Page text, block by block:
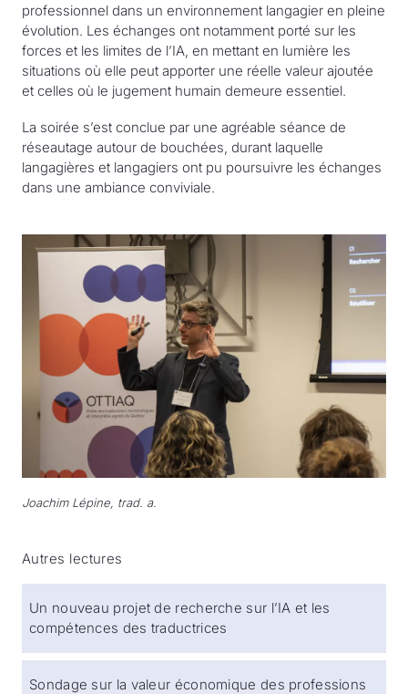
professionnel dans un environnement langagier en pleine
évolution. Les échanges ont notamment porté sur les
forces et les limites de l’IA, en mettant en lumière les
situations où elle peut apporter une réelle valeur ajoutée
et celles où le jugement humain demeure essentiel.
La soirée s’est conclue par une agréable séance de
réseautage autour de bouchées, durant laquelle
langagières et langagiers ont pu poursuivre les échanges
dans une ambiance conviviale.
Joachim Lépine, trad. a.
Autres lectures
Un nouveau projet de recherche sur l’IA et les
compétences des traductrices
Sondage sur la valeur économique des professions